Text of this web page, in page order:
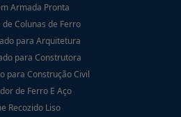
Armada Pronta
de Colunas de Ferro
para Arquitetura
para Construtora
para Construção Civil
de Ferro E Aço
Recozido Liso